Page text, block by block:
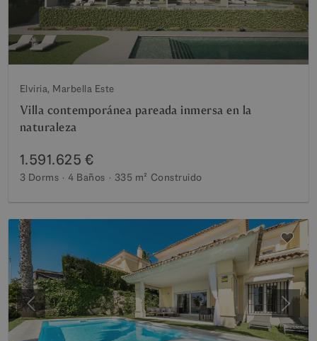
Elviria, Marbella Este
Villa contemporánea pareada inmersa en la
naturaleza
1.591.625 €
3 Dorms 4 Baños 335 m² Construido
Anterior